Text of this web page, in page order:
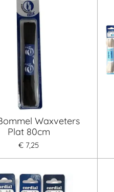
Waxveters
Plat 80cm
€ 7,25